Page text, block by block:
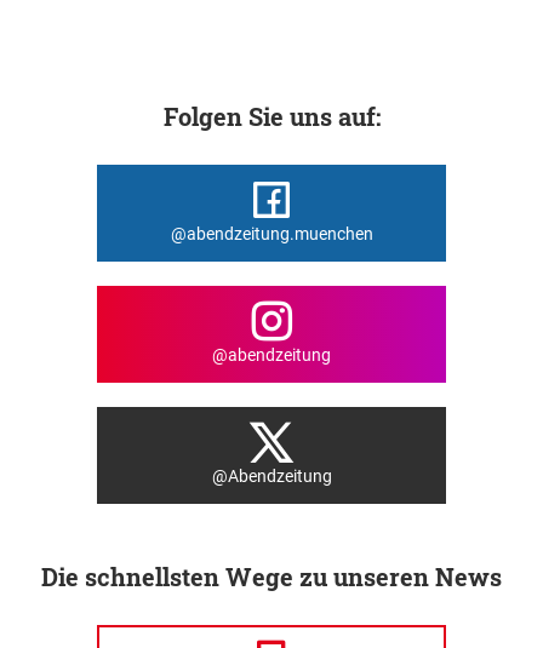
Folgen Sie uns auf:
@abendzeitung.muenchen
@abendzeitung
@Abendzeitung
Die schnellsten Wege zu unseren News